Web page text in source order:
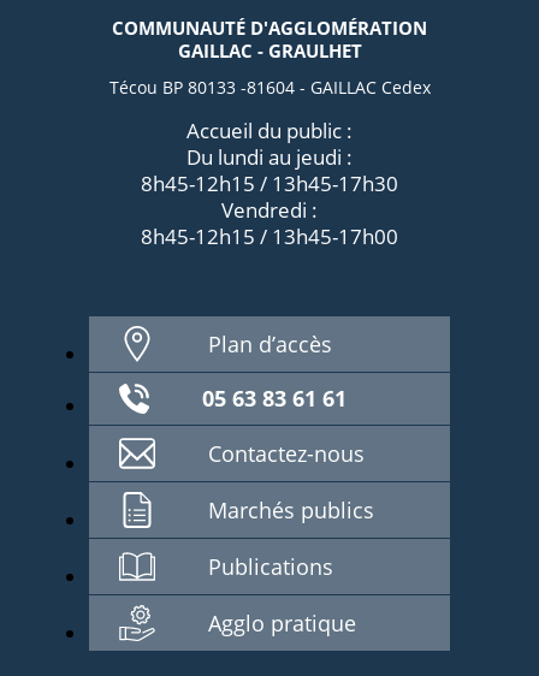
COMMUNAUTÉ D'AGGLOMÉRATION
GAILLAC - GRAULHET
Técou BP 80133 -81604 - GAILLAC Cedex
Accueil du public :
Du lundi au jeudi :
8h45-12h15 / 13h45-17h30
Vendredi :
8h45-12h15 / 13h45-17h00
Plan d’accès
05 63 83 61 61
Contactez-nous
Marchés publics
Publications
Agglo pratique